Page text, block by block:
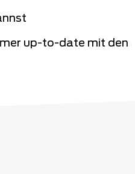
up-to-date mit den